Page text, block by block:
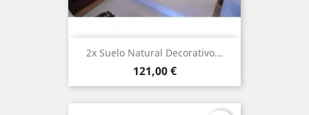
2x Suelo Natural Decorativo...
Precio
121,00 €